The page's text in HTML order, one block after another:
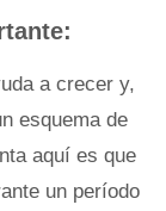
a crecer y,
esquema de
aquí es que
un período